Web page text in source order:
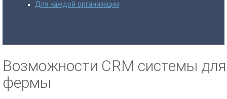
Для каждой организации
Возможности CRM системы для
фермы